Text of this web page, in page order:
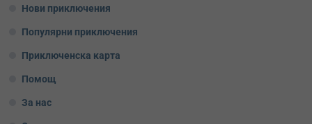
Нови приключения
Популярни приключения
Приключенска карта
Помощ
За нас